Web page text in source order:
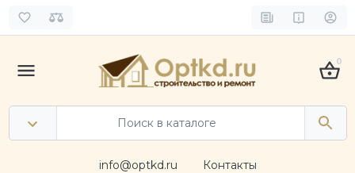
0
info@optkd.ru Контакты